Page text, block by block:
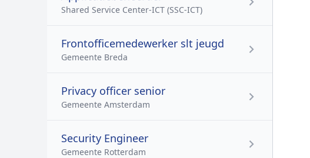
Shared Service Center-ICT (SSC-ICT)
Frontofficemedewerker slt jeugd
Gemeente Breda
Privacy officer senior
Gemeente Amsterdam
Security Engineer
Gemeente Rotterdam